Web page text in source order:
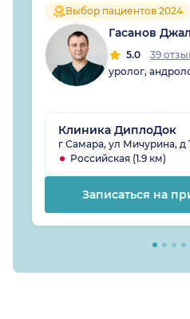
Выбор пациентов 2024
Гасанов
5.0
39
уролог,
Клиника ДиплоДок
г Самара, ул Мичурина, д
Российская (1.9 км)
Записаться на